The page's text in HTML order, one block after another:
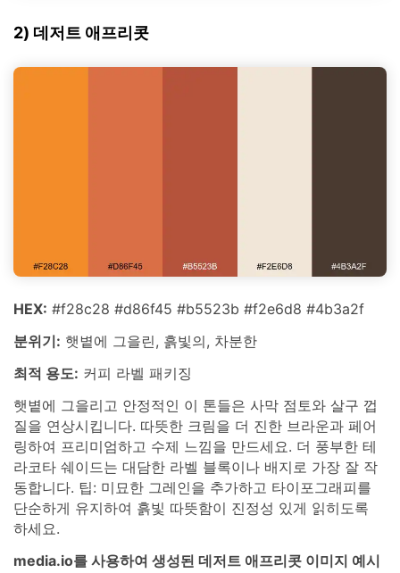
2) 데저트 애프리콧
HEX: #f28c28 #d86f45 #b5523b #f2e6d8 #4b3a2f
분위기: 햇볕에 그을린, 흙빛의, 차분한
최적 용도: 커피 라벨 패키징
햇볕에 그을리고 안정적인 이 톤들은 사막 점토와 살구 껍
질을 연상시킵니다. 따뜻한 크림을 더 진한 브라운과 페어
링하여 프리미엄하고 수제 느낌을 만드세요. 더 풍부한 테
라코타 쉐이드는 대담한 라벨 블록이나 배지로 가장 잘 작
동합니다. 팁: 미묘한 그레인을 추가하고 타이포그래피를
단순하게 유지하여 흙빛 따뜻함이 진정성 있게 읽히도록
하세요.
media.io를 사용하여 생성된 데저트 애프리콧 이미지 예시